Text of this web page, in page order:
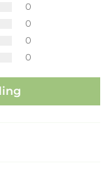
0
0
0
0